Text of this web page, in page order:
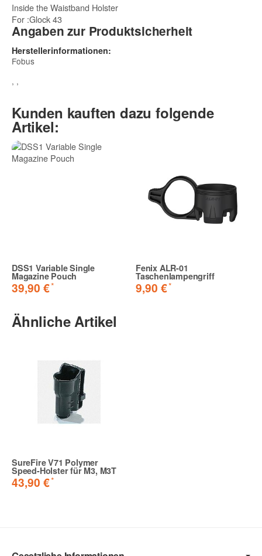
Inside the Waistband Holster
For :Glock 43
Angaben zur Produktsicherheit
Herstellerinformationen:
Fobus
, ,
Kunden kauften dazu folgende
Artikel:
DSS1 Variable Single
Magazine Pouch
39,90 €*
Fenix ALR-01
Taschenlampengriff
9,90 €*
Ähnliche Artikel
SureFire V71 Polymer
Speed-Holster für M3, M3T
43,90 €*